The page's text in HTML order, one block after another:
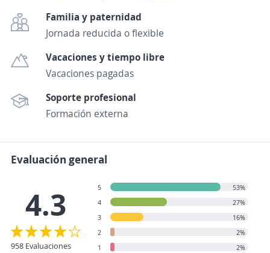
Familia y paternidad
Jornada reducida o flexible
Vacaciones y tiempo libre
Vacaciones pagadas
Soporte profesional
Formación externa
Evaluación general
4.3
958 Evaluaciones
5
53%
4
27%
3
16%
2
2%
1
2%